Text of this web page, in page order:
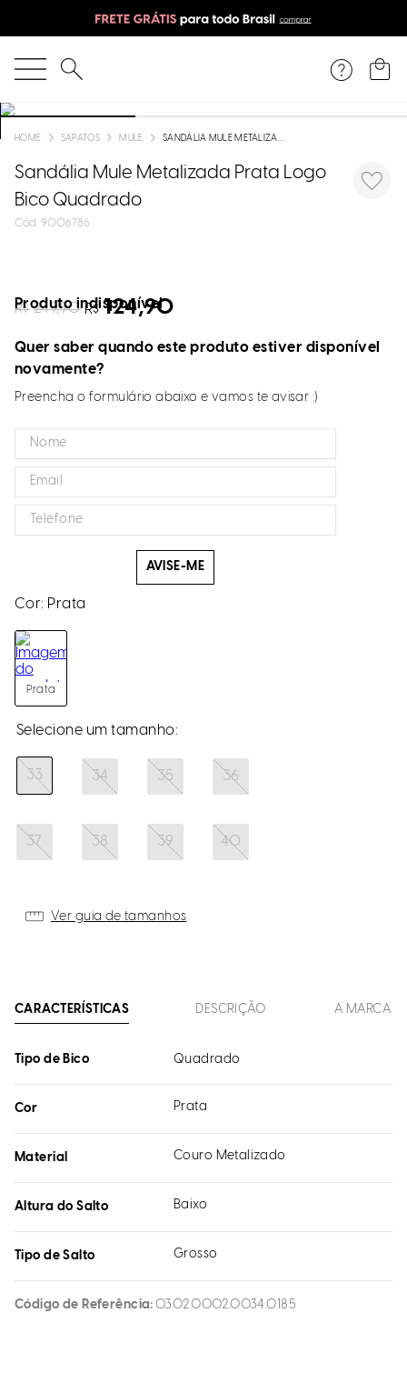
O que você está procurando?
SAPATOS MULE SANDÁLIA MULE METALIZADA PRATA LOGO BICO QUADRADO
Sandália Mule Metalizada Prata Logo
Bico Quadrado
: 9006786
R$ 249,90 R$ 124,90
Produto indisponível
Quer saber quando este produto estiver disponível
novamente?
Preencha o formulário abaixo e vamos te avisar :)
AVISE-ME
Cor: Prata
Prata
33 34 35 36
37 38 39 40
Ver guia de tamanhos
CARACTERÍSTICAS DESCRIÇÃO A MARCA
Tipo de Bico Quadrado
Cor Prata
Material Couro Metalizado
Altura do Salto Baixo
Tipo de Salto Grosso
Código de Referência 0302.0002.0034.0185